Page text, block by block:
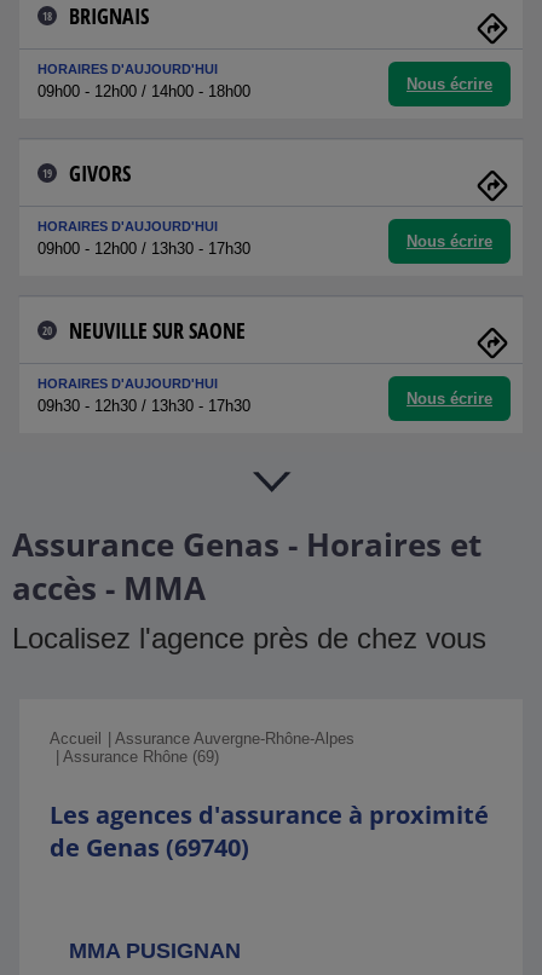
18 BRIGNAIS
HORAIRES D'AUJOURD'HUI
09h00 - 12h00 / 14h00 - 18h00 Nous écrire
19 GIVORS
HORAIRES D'AUJOURD'HUI
09h00 - 12h00 / 13h30 - 17h30 Nous écrire
20 NEUVILLE SUR SAONE
HORAIRES D'AUJOURD'HUI
09h30 - 12h30 / 13h30 - 17h30 Nous écrire
Assurance Genas - Horaires et
accès - MMA
Localisez l'agence près de chez vous
Accueil
Assurance Auvergne-Rhône-Alpes
Assurance Rhône (69)
Les agences d'assurance à proximité
de Genas (69740)
MMA PUSIGNAN